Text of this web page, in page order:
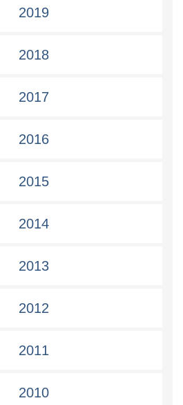
2019
2018
2017
2016
2015
2014
2013
2012
2011
2010